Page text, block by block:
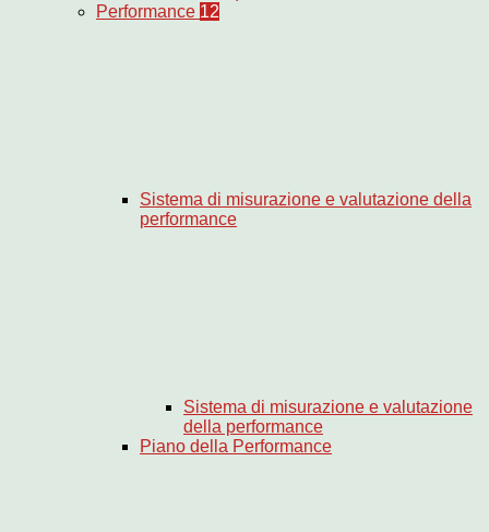
Performance 12
Sistema di misurazione e valutazione della
performance
Sistema di misurazione e valutazione
della performance
Piano della Performance